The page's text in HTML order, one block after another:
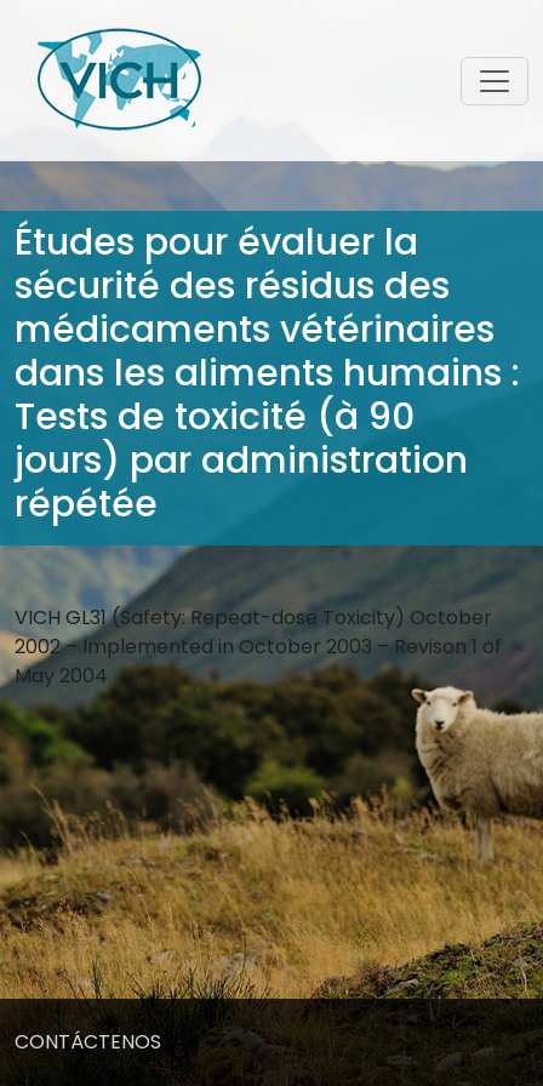
Études pour évaluer la
sécurité des résidus des
médicaments vétérinaires
dans les aliments humains :
Tests de toxicité (à 90
jours) par administration
répétée
VICH GL31 (Safety: Repeat-dose Toxicity) October
2002 – Implemented in October 2003 – Revison 1 of
May 2004
CONTÁCTENOS